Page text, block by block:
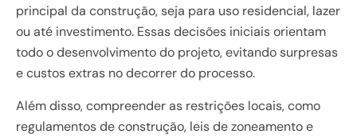
principal da construção, seja para uso residencial, lazer
ou até investimento. Essas decisões iniciais orientam
todo o desenvolvimento do projeto, evitando surpresas
e custos extras no decorrer do processo.
Além disso, compreender as restrições locais, como
regulamentos de construção, leis de zoneamento e